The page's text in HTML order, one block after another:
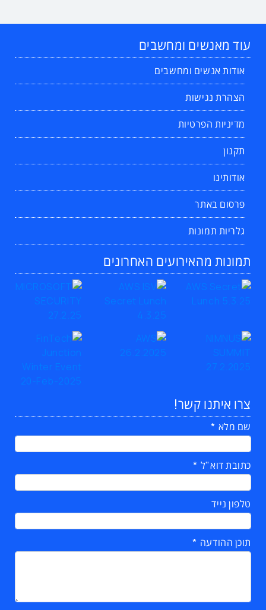
עוד מאנשים ומחשבים
אודות אנשים ומחשבים
הצהרת נגישות
מדיניות הפרטיות
תקנון
אודותינו
פרסום באתר
גלריות תמונות
תמונות מהאירועים האחרונים
צרו איתנו קשר!
שם מלא
כתובת דוא"ל
טלפון נייד
תוכן ההודעה